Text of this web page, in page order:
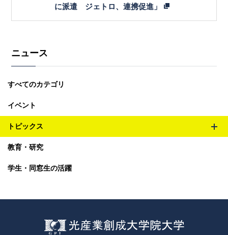
に派遣 ジェトロ、連携促進」
ニュース
すべてのカテゴリ
イベント
トピックス
メ
教育・研究
学生・同窓生の活躍